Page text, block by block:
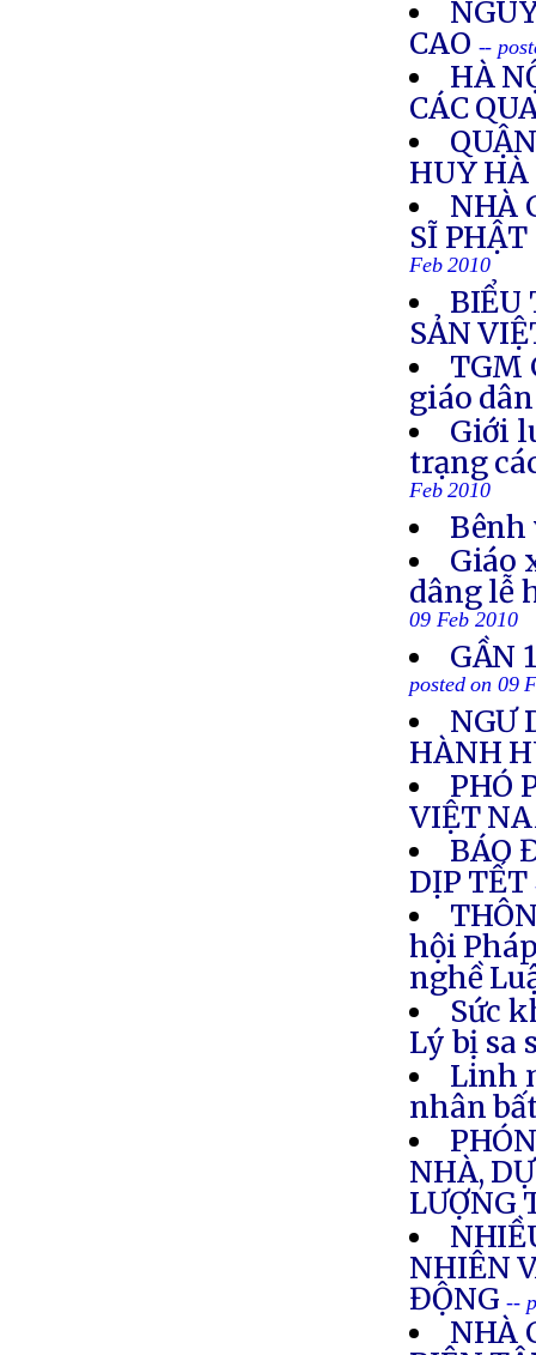
CAO --
HÀ
CÁC
HUY
NHÀ
SĨ
Feb 2010
BIỂU
SẢN
TGM
giáo
Giới
trạng
Feb 2010
Bênh
Giáo
dâng lễ
09 Feb 2010
GẦN
posted on 09
NGƯ
HÀNH
PHÓ
VIỆT
BÁO
DỊP TẾT
hội
nghề
Sức
Lý bị sa
Linh
nhân
NHÀ,
LƯỢNG
NHIÊN
ĐỘNG --
NHÀ